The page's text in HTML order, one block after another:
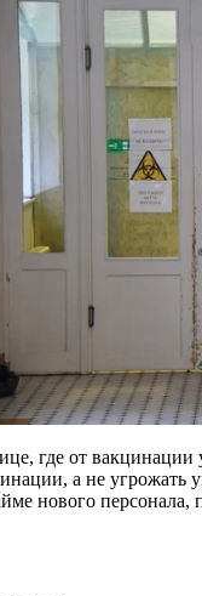
где от
а не угрожать
нового персонала,